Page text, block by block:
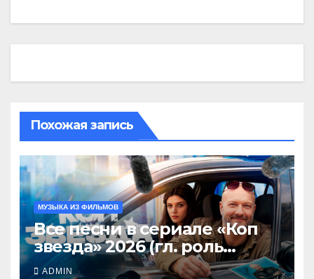
Похожая запись
МУЗЫКА ИЗ ФИЛЬМОВ
Все песни в сериале «Коп
звезда» 2026 (гл. роль
Никита Панфилов),
ADMIN